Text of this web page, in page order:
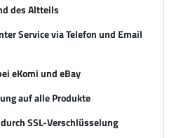
des Altteils
Service via Telefon und Email
eKomi und eBay
auf alle Produkte
SSL-Verschlüsselung